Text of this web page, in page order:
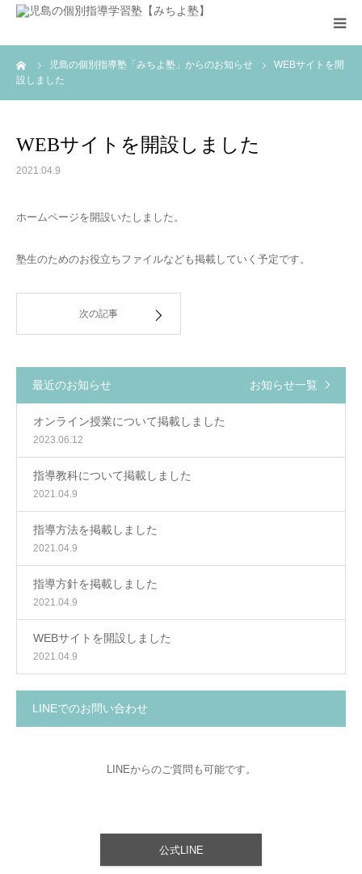
児島の個別指導塾「みちよ塾」からのお知らせ
WEBサイトを開
設しました
WEBサイトを開設しました
2021.04.9
ホームページを開設いたしました。
塾生のためのお役立ちファイルなども掲載していく予定です。
次の記事
最近のお知らせ お知らせ一覧
オンライン授業について掲載しました
2023.06.12
指導教科について掲載しました
2021.04.9
指導方法を掲載しました
2021.04.9
指導方針を掲載しました
2021.04.9
WEBサイトを開設しました
2021.04.9
LINEでのお問い合わせ
LINEからのご質問も可能です。
公式LINE
指導方法